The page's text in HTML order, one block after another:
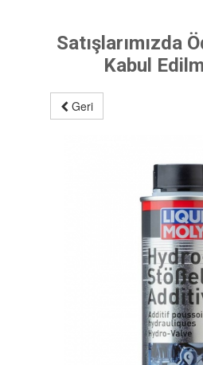
Satışlarımızda
Kabul
Geri